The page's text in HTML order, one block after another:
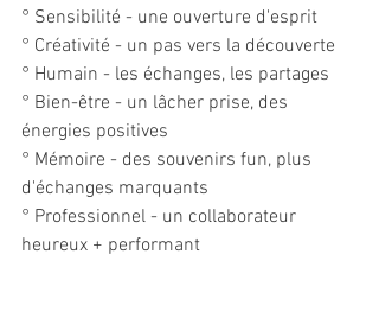
° Sensibilité - une ouverture d'esprit
° Créativité - un pas vers la découverte
° Humain - les échanges, les partages
° Bien-être - un lâcher prise, des
énergies positives
° Mémoire - des souvenirs fun, plus
d'échanges marquants
° Professionnel - un collaborateur
heureux + performant